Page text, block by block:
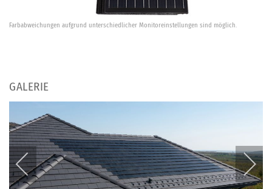
Farbabweichungen aufgrund unterschiedlicher Monitoreinstellungen sind möglich.
GALERIE